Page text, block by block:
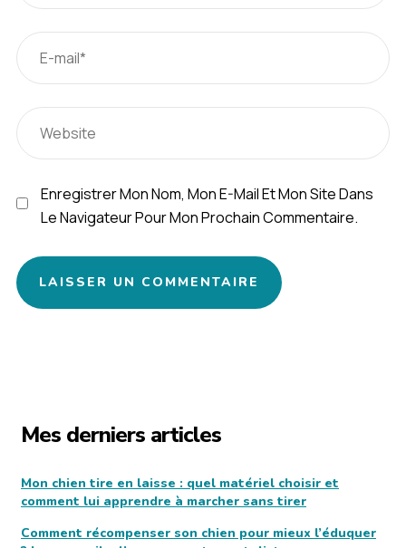
Enregistrer Mon Nom, Mon E-Mail Et Mon Site Dans
Le Navigateur Pour Mon Prochain Commentaire.
Mes derniers articles
Mon chien tire en laisse : quel matériel choisir et
comment lui apprendre à marcher sans tirer
Comment récompenser son chien pour mieux l’éduquer